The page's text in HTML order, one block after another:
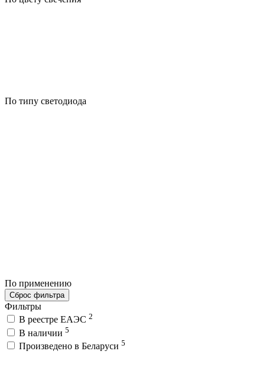
По типу светодиода
По применению
Сброс фильтра
Фильтры
В реестре ЕАЭС 2
В наличии 5
Произведено в Беларуси 5